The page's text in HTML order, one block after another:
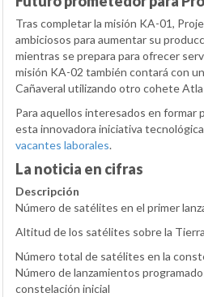
Tras completar la misión KA-01,
ambiciosos para aumentar su
mientras se prepara para ofrecer
misión KA-02 también contará con
Cañaveral utilizando otro cohete
Para aquellos interesados en formar
esta innovadora iniciativa
vacantes laborales.
La noticia en cifras
Descripción
Número de satélites en el primer
Altitud de los satélites sobre la Tierra
Número total de satélites en la
Número de lanzamientos
constelación inicial